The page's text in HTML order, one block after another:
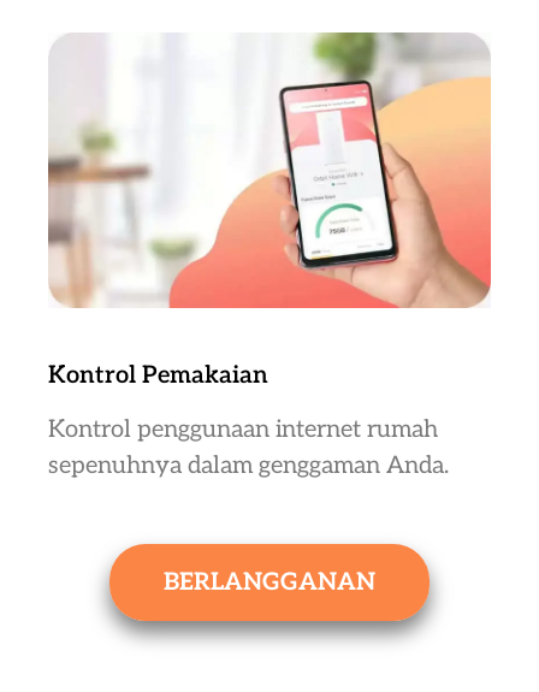
Kontrol Pemakaian
Kontrol penggunaan internet rumah
sepenuhnya dalam genggaman Anda.
BERLANGGANAN